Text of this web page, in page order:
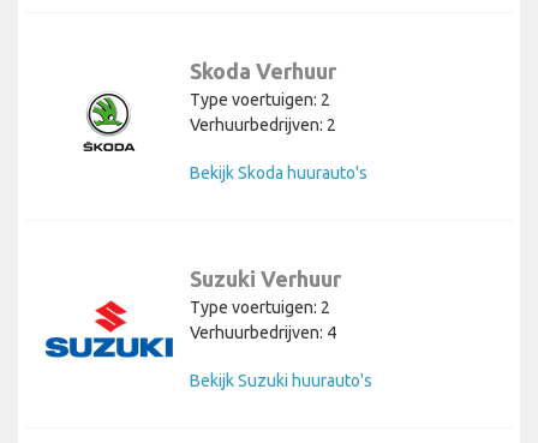
Skoda Verhuur
Type voertuigen: 2
Verhuurbedrijven: 2
Bekijk Skoda huurauto's
Suzuki Verhuur
Type voertuigen: 2
Verhuurbedrijven: 4
Bekijk Suzuki huurauto's